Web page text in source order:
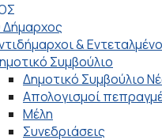
&
Συμβούλιο
Δημοτικό Συμβούλιο
Απολογισμοί
Μέλη
Συνεδριάσεις